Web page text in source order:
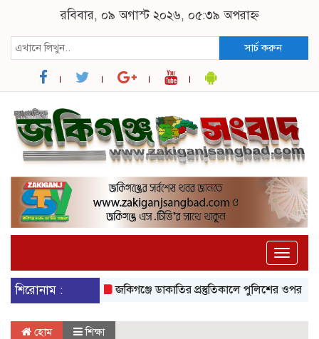
রবিবার, ০৯ অগাস্ট ২০২৬, ০৫:৩৯ অপরাহ্ন
সার্চ করুন
Toggle
শিরোনাম :
ডিজিএম জকিগঞ্জে ডাকাতির প্রস্তুতিকালে পুলিশের ওপর হামলা,
হোম শিক্ষা